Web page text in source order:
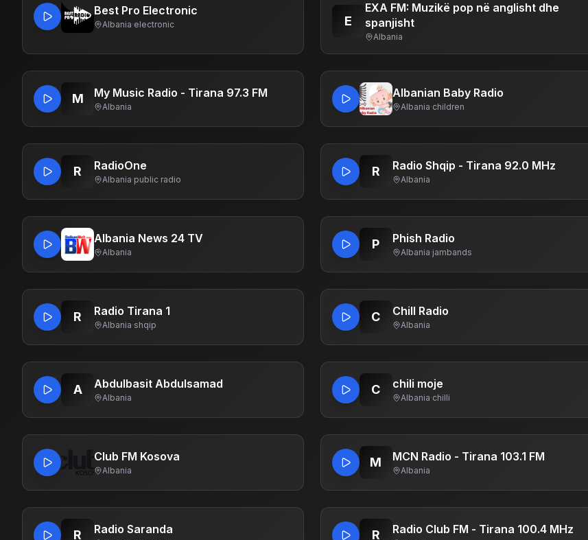
Best Pro Electronic
Albania·electronic E
EXA FM: Muzikë pop në anglisht dhe
spanjisht
Albania
M My Music Radio - Tirana 97.3 FM
Albania
Albanian Baby Radio
Albania·children
R RadioOne
Albania·public radio
R Radio Shqip - Tirana 92.0 MHz
Albania
Albania News 24 TV
Albania
P Phish Radio
Albania·jambands
R Radio Tirana 1
Albania·shqip
C Chill Radio
Albania
A Abdulbasit Abdulsamad
Albania
C chili moje
Albania·chilli
Club FM Kosova
Albania
M MCN Radio - Tirana 103.1 FM
Albania
R Radio Saranda R Radio Club FM - Tirana 100.4 MHz